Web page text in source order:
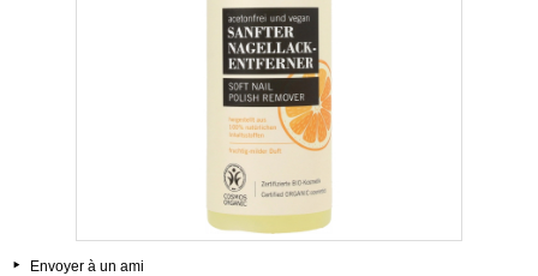
Envoyer à un ami